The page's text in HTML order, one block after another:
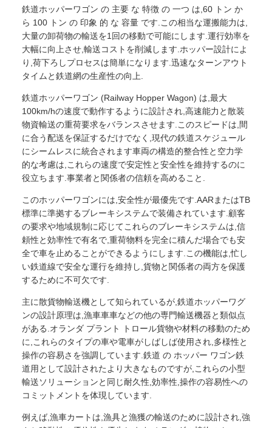
鉄道ホッパーワゴン の 主要 な 特徴 の 一つ は,60 トン か
ら 100 トン の 印象 的 な 容量 です.この相当な運搬能力は,
大量の卸荷物の輸送を1回の移動で可能にします.運行効率を
大幅に向上させ,輸送コストを削減します.ホッパー設計によ
り,荷下ろしプロセスは簡単になります.迅速なターンアウト
タイムと鉄道網の生産性の向上.
鉄道ホッパーワゴン (Railway Hopper Wagon) は,最大
100km/hの速度で動作するように設計され,高速能力と散装
物資輸送の重荷要求をバランスさせます.このスピードは,間
に合う配送を保証するだけでなく,現代の鉄道スケジュール
にシームレスに統合されます車両の構造的整合性と空力学
的な考慮は,これらの速度で安定性と安全性を維持するのに
役立ちます.事業者と関係者の信頼を高めること.
このホッパーワゴンには,安全性が最優先です.AARまたはTB
標準に準拠するブレーキシステムで装備されています.顧客
の要求や地域規制に応じてこれらのブレーキシステムは,信
頼性と効率性で有名で,重荷物料を完全に積んだ場合でも安
全で車を止めることができるようにします.この機能は,忙し
い鉄道線で安全な運行を維持し,貨物と関係者の両方を保護
するために不可欠です.
主に散貨物輸送機として知られているが,鉄道ホッパーワグ
ンの設計原理は,漁車車車などの他の専門輸送機器と類似点
がある.オランダ プラント トロール貨物や材料の移動のため
に,これらのタイプの車や電車がしばしば使用され,多様性と
操作の容易さを強調しています.鉄道 の ホッパー ワゴン鉄
道用として設計されたより大きなものですが,これらの小型
輸送ソリューションと同じ耐久性,効率性,操作の容易性への
コミットメントを体現しています.
例えば,漁車カートは,漁具と漁獲の輸送のために設計され,強